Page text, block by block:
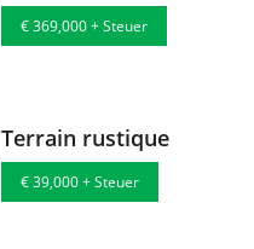
€ 369,000 + Steuer
Terrain rustique
€ 39,000 + Steuer